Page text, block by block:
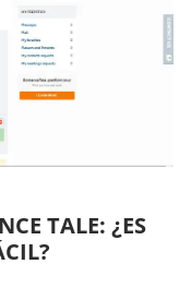
TALE: ¿ES